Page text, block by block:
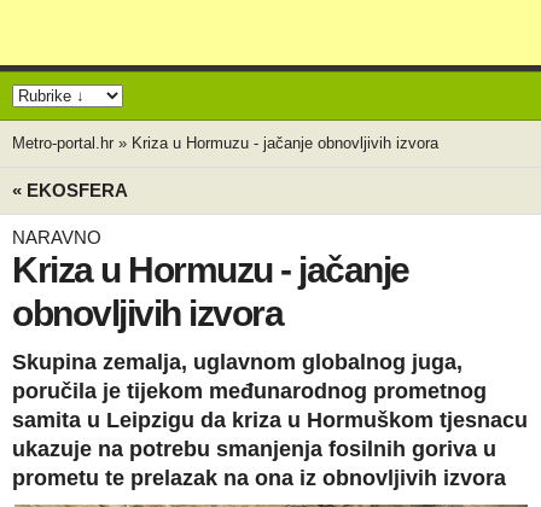
Metro-portal.hr » Kriza u Hormuzu - jačanje obnovljivih izvora
« EKOSFERA
NARAVNO
Kriza u Hormuzu - jačanje
obnovljivih izvora
Skupina zemalja, uglavnom globalnog juga,
poručila je tijekom međunarodnog prometnog
samita u Leipzigu da kriza u Hormuškom tjesnacu
ukazuje na potrebu smanjenja fosilnih goriva u
prometu te prelazak na ona iz obnovljivih izvora